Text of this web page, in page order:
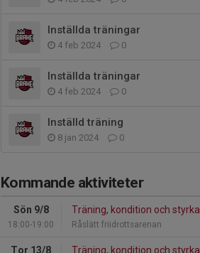
Inställda träningar
4 feb 2024 0
Inställda träningar
4 feb 2024 0
Inställd träning
8 jan 2024 0
Kommande aktiviteter
Sön 9/8
18:00-19:00
Träning, kondition och styrka
Råslätt friidrottsarenan
Tor 13/8 Träning, kondition och styrka